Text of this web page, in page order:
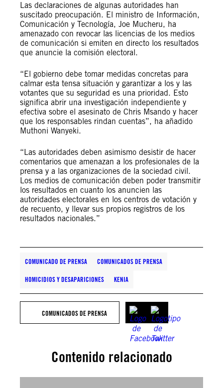
Las declaraciones de algunas autoridades han
suscitado preocupación. El ministro de Información,
Comunicación y Tecnología, Joe Mucheru, ha
amenazado con revocar las licencias de los medios
de comunicación si emiten en directo los resultados
que anuncie la comisión electoral.
“El gobierno debe tomar medidas concretas para
calmar esta tensa situación y garantizar a los y las
votantes que su seguridad es una prioridad. Esto
significa abrir una investigación independiente y
efectiva sobre el asesinato de Chris Msando y hacer
que los responsables rindan cuentas”, ha añadido
Muthoni Wanyeki.
“Las autoridades deben asimismo desistir de hacer
comentarios que amenazan a los profesionales de la
prensa y a las organizaciones de la sociedad civil.
Los medios de comunicación deben poder transmitir
los resultados en cuanto los anuncien las
autoridades electorales en los centros de votación y
de recuento, y llevar sus propios registros de los
resultados nacionales.”
COMUNICADO DE PRENSA COMUNICADOS DE PRENSA
HOMICIDIOS Y DESAPARICIONES KENIA
COMUNICADOS DE PRENSA
Contenido relacionado